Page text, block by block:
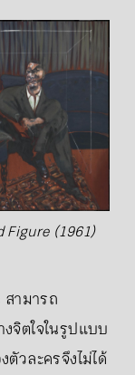
Figure (1961)
ามารถ
จิตใจในรูปแบบ
วละครจึงไม่ได้